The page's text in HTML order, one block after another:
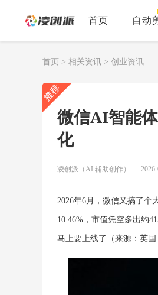
首页 自动
首页 > 相关资讯 > 创业资讯
微信AI智能
化
凌创派（AI 辅助创作）
2026年6月，微信又搞了个
10.46%，市值凭空多出约
马上要上线了（来源：英国